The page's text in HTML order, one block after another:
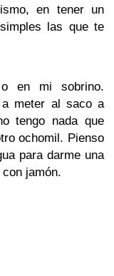
en tener un
las que te
en mi sobrino.
meter al saco a
tengo nada que
ochomil. Pienso
para darme una
jamón.